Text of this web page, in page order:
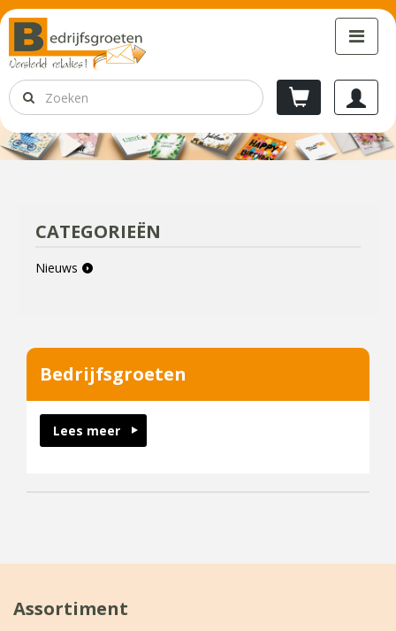
CATEGORIEËN
Nieuws
Bedrijfsgroeten
Lees meer
Assortiment